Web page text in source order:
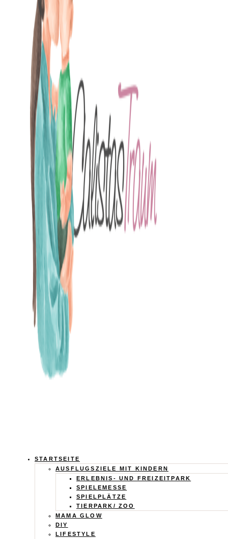
Calistas
Traum
STARTSEITE
AUSFLUGSZIELE MIT KINDERN
ERLEBNIS- UND FREIZEITPARK
SPIELEMESSE
SPIELPLÄTZE
TIERPARK/ ZOO
MAMA GLOW
DIY
LIFESTYLE